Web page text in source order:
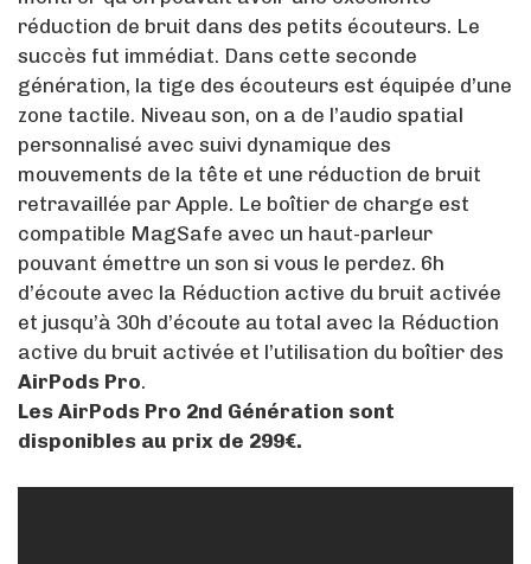
réduction de bruit dans des petits écouteurs. Le
succès fut immédiat. Dans cette seconde
génération, la tige des écouteurs est équipée d’une
zone tactile. Niveau son, on a de l’audio spatial
personnalisé avec suivi dynamique des
mouvements de la tête et une réduction de bruit
retravaillée par Apple. Le boîtier de charge est
compatible MagSafe avec un haut-parleur
pouvant émettre un son si vous le perdez. 6h
d’écoute avec la Réduction active du bruit activée
et jusqu’à 30h d’écoute au total avec la Réduction
active du bruit activée et l’utilisation du boîtier des
AirPods Pro.
Les AirPods Pro 2nd Génération sont
disponibles au prix de 299€.